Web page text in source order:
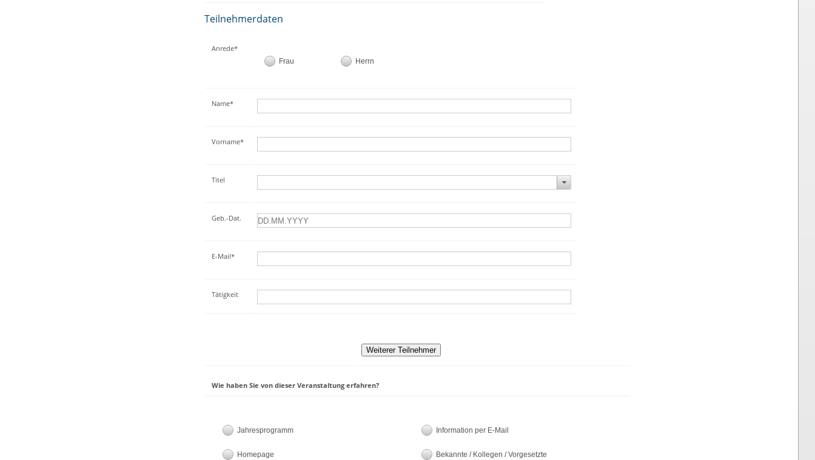
Teilnehmerdaten
Anrede*
Frau Herrn
Name*
Vorname*
Titel
Geb.-Dat.
E-Mail*
Tätigkeit
Wie haben Sie von dieser Veranstaltung erfahren?
Jahresprogramm Information per E-Mail
Homepage Bekannte / Kollegen / Vorgesetzte